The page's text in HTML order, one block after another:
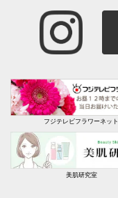
フジテレビフラワーネット
美肌研究室